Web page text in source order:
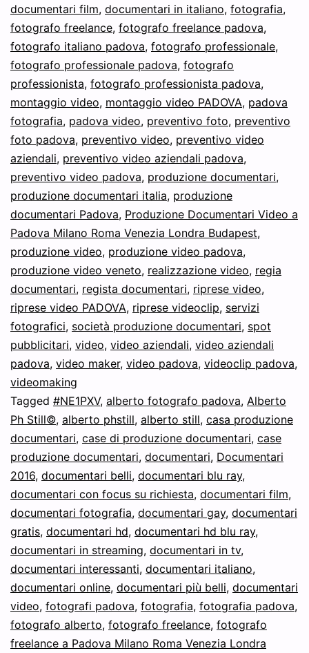
riprese
video
documentari film, documentari in italiano, fotografia,
fotografo freelance, fotografo freelance padova,
fotografo italiano padova, fotografo professionale,
fotografo professionale padova, fotografo
professionista, fotografo professionista padova,
montaggio video, montaggio video PADOVA, padova
fotografia, padova video, preventivo foto, preventivo
foto padova, preventivo video, preventivo video
aziendali, preventivo video aziendali padova,
preventivo video padova, produzione documentari,
produzione documentari italia, produzione
documentari Padova, Produzione Documentari Video a
Padova Milano Roma Venezia Londra Budapest,
produzione video, produzione video padova,
produzione video veneto, realizzazione video, regia
documentari, regista documentari, riprese video,
riprese video PADOVA, riprese videoclip, servizi
fotografici, società produzione documentari, spot
pubblicitari, video, video aziendali, video aziendali
padova, video maker, video padova, videoclip padova,
videomaking
Tagged #NE1PXV, alberto fotografo padova, Alberto
Ph Still©, alberto phstill, alberto still, casa produzione
documentari, case di produzione documentari, case
produzione documentari, documentari, Documentari
2016, documentari belli, documentari blu ray,
documentari con focus su richiesta, documentari film,
documentari fotografia, documentari gay, documentari
gratis, documentari hd, documentari hd blu ray,
documentari in streaming, documentari in tv,
documentari interessanti, documentari italiano,
documentari online, documentari più belli, documentari
video, fotografi padova, fotografia, fotografia padova,
fotografo alberto, fotografo freelance, fotografo
freelance a Padova Milano Roma Venezia Londra